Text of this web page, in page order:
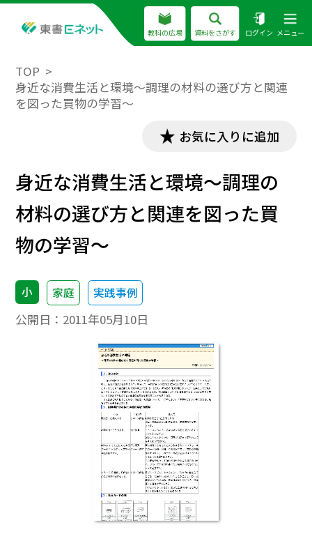
教科の広場 資料をさがす ログイン メニュー
TOP
身近な消費生活と環境～調理の材料の選び方と関連
を図った買物の学習～
お気に入りに追加
身近な消費生活と環境～調理の
材料の選び方と関連を図った買
物の学習～
小 家庭 実践事例
公開日： 2011年05月10日